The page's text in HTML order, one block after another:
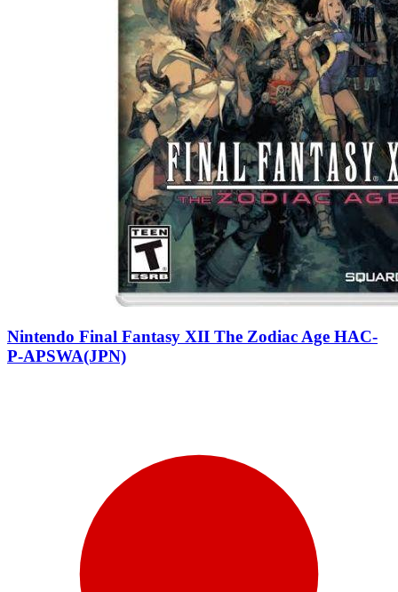
Nintendo Final Fantasy XII The Zodiac Age HAC-
P-APSWA(JPN)